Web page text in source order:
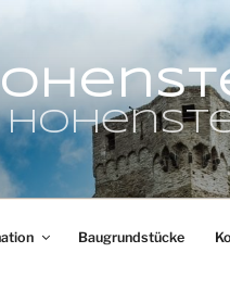
Baugrundstücke